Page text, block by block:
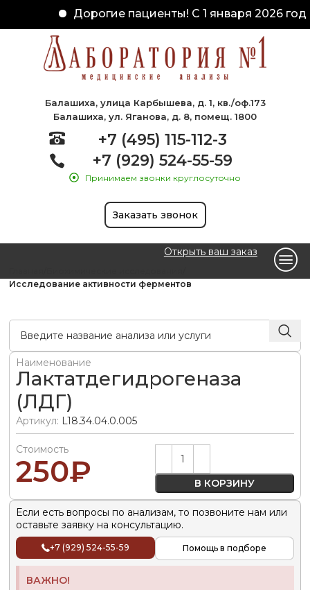
Дорогие пациенты! С 1 января 2026
Балашиха, улица Карбышева, д. 1, кв./оф.173
Балашиха, ул. Яганова, д. 8, помещ. 1800
+7 (495) 115-112-3
+7 (929) 524-55-59
Принимаем звонки круглосуточно
Заказать звонок
Открыть ваш заказ
Исследование активности ферментов
Наименование
Лактатдегидрогеназа
(ЛДГ)
Артикул: L18.34.04.0.005
Стоимость
250₽ В КОРЗИНУ
Alternative:
Если есть вопросы по анализам, то позвоните нам или
оставьте заявку на консультацию.
+7 (929) 524-55-59 Помощь в подборе
ВАЖНО!